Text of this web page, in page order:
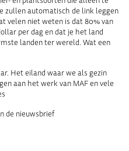
zullen automatisch de link leggen
velen niet weten is dat 80% van
per dag en dat je het land
landen ter wereld. Wat een
Het eiland waar we als gezin
aan het werk van MAF en vele
de nieuwsbrief